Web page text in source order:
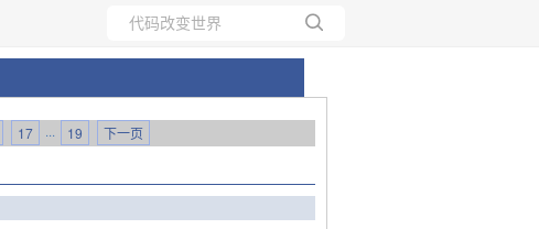
所有博客
当前博客
17 ··· 19 下一页